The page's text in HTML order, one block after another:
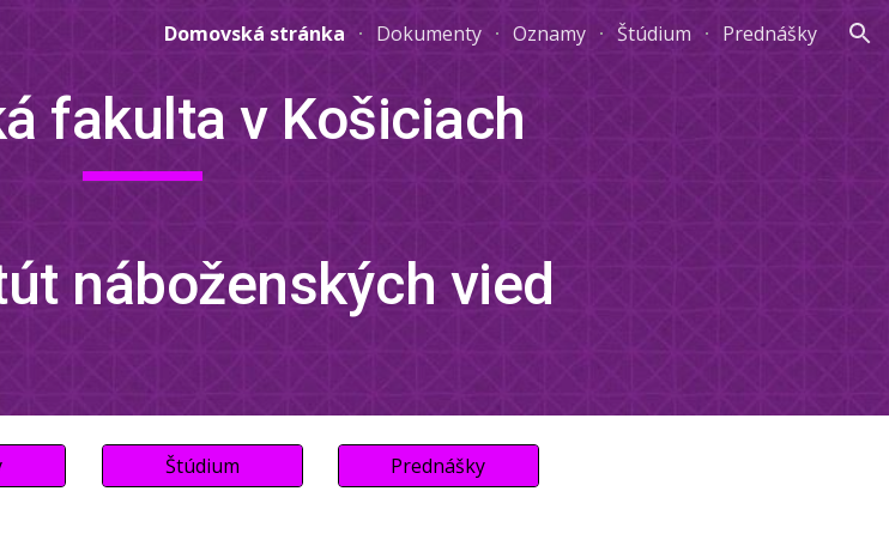
Skip to navigation
Domovská stránka Dokumenty Oznamy Štúdium Prednášky
fakulta v Košiciach
náboženských vied
Štúdium Prednášky